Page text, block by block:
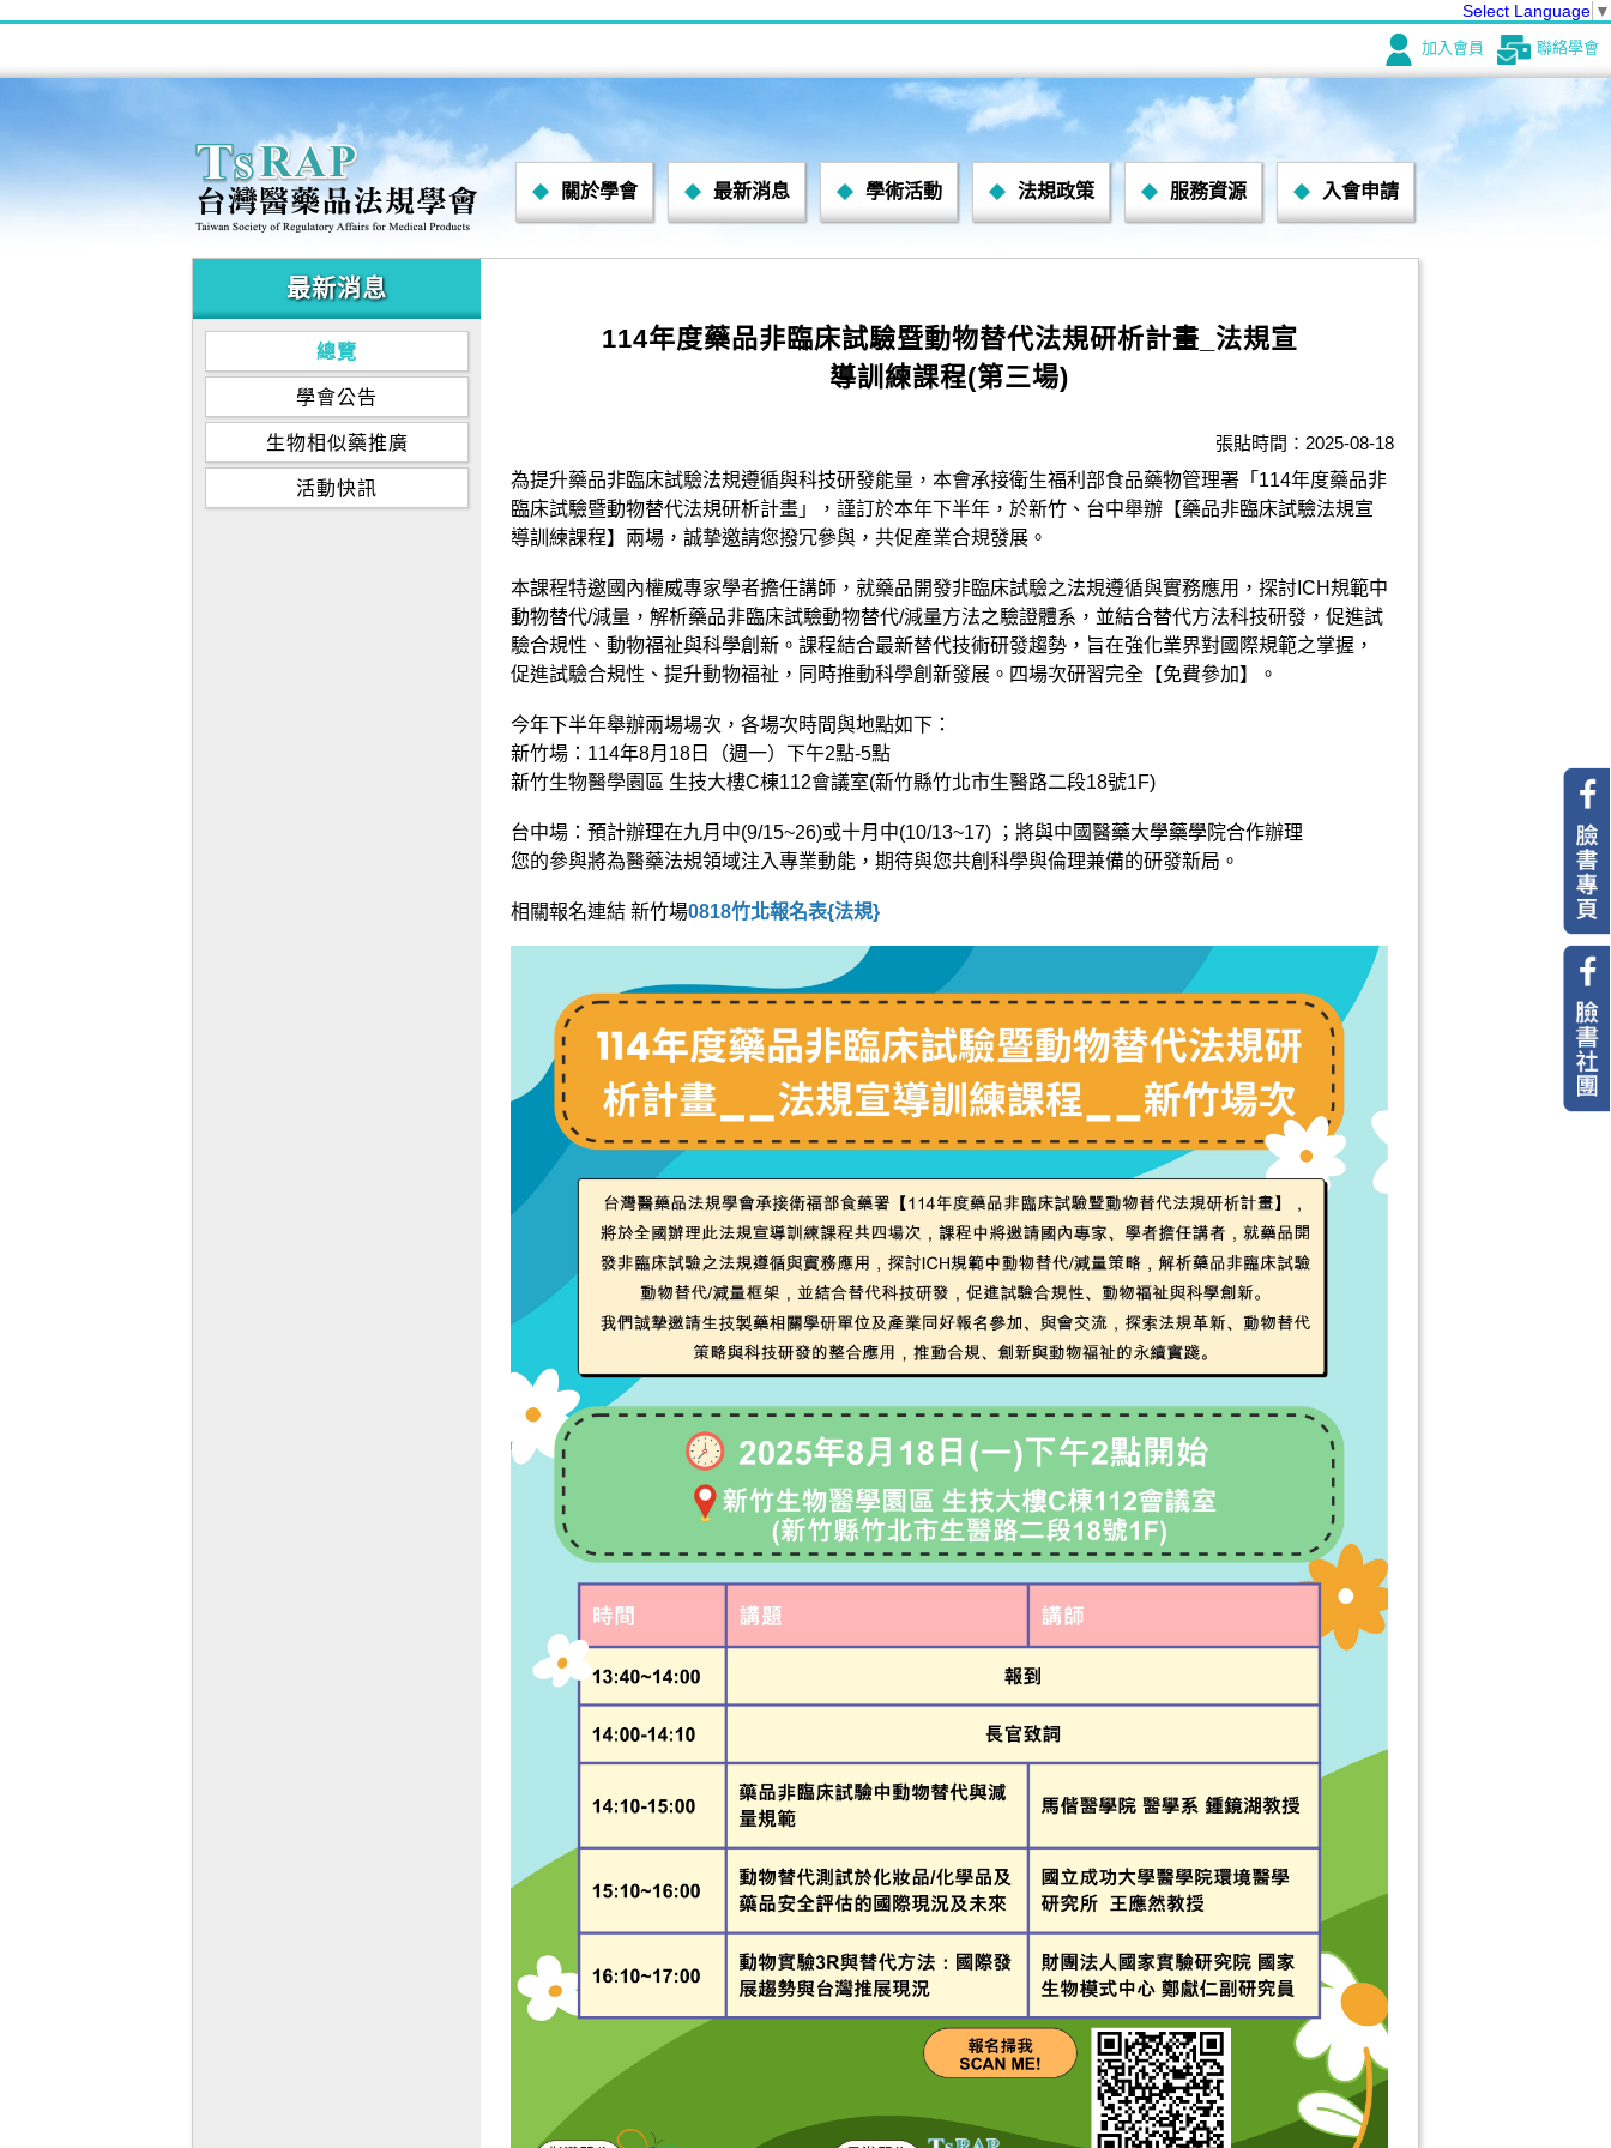
Select Language ▼
加入會員 聯絡學會
關於學會 最新消息 學術活動 法規政策 服務資源 入會申請
最新消息
總覽
學會公告
生物相似藥推廣
活動快訊
114年度藥品非臨床試驗暨動物替代法規研析計畫_法規宣
導訓練課程(第三場)
張貼時間：2025-08-18
為提升藥品非臨床試驗法規遵循與科技研發能量，本會承接衛生福利部食品藥物管理署「114年度藥品非
臨床試驗暨動物替代法規研析計畫」，謹訂於本年下半年，於新竹、台中舉辦【藥品非臨床試驗法規宣
導訓練課程】兩場，誠摯邀請您撥冗參與，共促產業合規發展。
本課程特邀國內權威專家學者擔任講師，就藥品開發非臨床試驗之法規遵循與實務應用，探討ICH規範中
動物替代/減量，解析藥品非臨床試驗動物替代/減量方法之驗證體系，並結合替代方法科技研發，促進試
驗合規性、動物福祉與科學創新。課程結合最新替代技術研發趨勢，旨在強化業界對國際規範之掌握，
促進試驗合規性、提升動物福祉，同時推動科學創新發展。四場次研習完全【免費參加】。
今年下半年舉辦兩場場次，各場次時間與地點如下：
新竹場：114年8月18日（週一）下午2點-5點
新竹生物醫學園區 生技大樓C棟112會議室(新竹縣竹北市生醫路二段18號1F)
台中場：預計辦理在九月中(9/15~26)或十月中(10/13~17) ；將與中國醫藥大學藥學院合作辦理
您的參與將為醫藥法規領域注入專業動能，期待與您共創科學與倫理兼備的研發新局。
相關報名連結 新竹場0818竹北報名表{法規}